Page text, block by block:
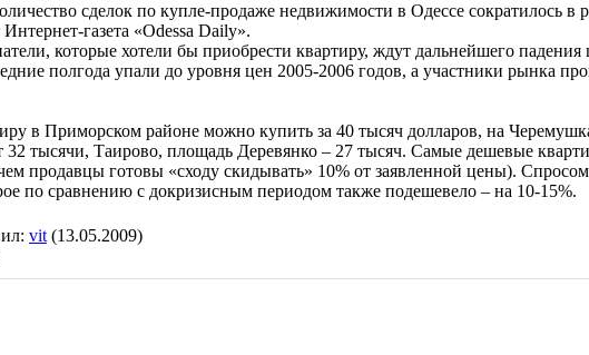
сделок по купле-продаже недвижимости в Одессе сократилось
газета «Odessa Daily».
которые хотели бы приобрести квартиру, ждут дальнейшего
полгода упали до уровня цен 2005-2006 годов, а участники рынка
в Приморском районе можно купить за 40 тысяч долларов, на
32 тысячи, Таирово, площадь Деревянко – 27 тысяч. Самые дешевые
продавцы готовы «сходу скидывать» 10% от заявленной цены).
по сравнению с докризисным периодом также подешевело – на 10-15%.
: vit (13.05.2009)